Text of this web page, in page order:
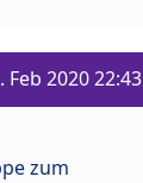
Feb 2020 22:43
zum